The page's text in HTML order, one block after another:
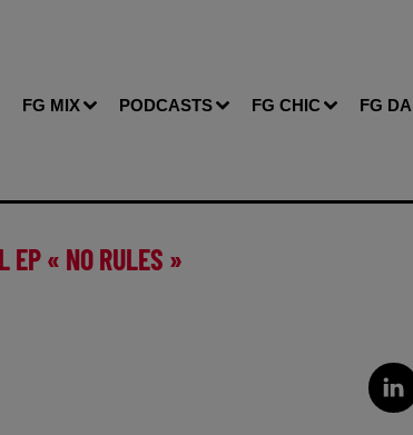
FG MIX PODCASTS FG CHIC FG
EP « NO RULES »